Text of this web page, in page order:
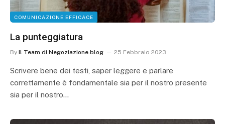
COMUNICAZIONE EFFICACE
La punteggiatura
By Il Team di Negoziazione.blog 25 Febbraio 2023
Scrivere bene dei testi, saper leggere e parlare
correttamente è fondamentale sia per il nostro presente
sia per il nostro…